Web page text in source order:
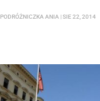
PODRÓŻNICZKA ANIA |SIE 22, 2014